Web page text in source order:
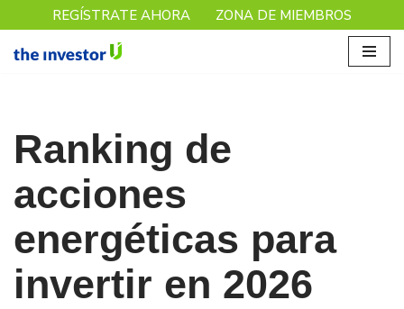
Saltar
REGÍSTRATE AHORA ZONA DE MIEMBROS
Ranking de
acciones
energéticas para
invertir en 2026